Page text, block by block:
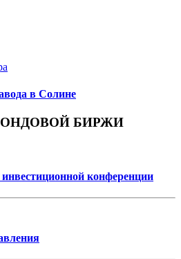
в Солине
БИРЖИ
конференции